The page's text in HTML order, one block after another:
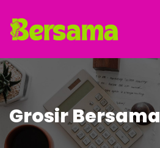
Grosir Bersama